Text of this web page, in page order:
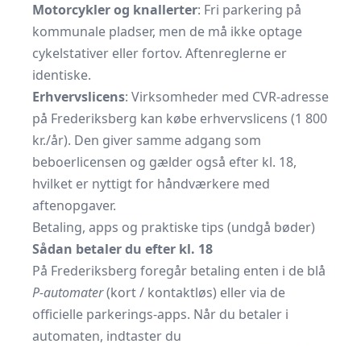
Motorcykler og knallerter: Fri parkering på
kommunale pladser, men de må ikke optage
cykelstativer eller fortov. Aftenreglerne er
identiske.
Erhvervslicens: Virksomheder med CVR-adresse
på Frederiksberg kan købe erhvervslicens (1 800
kr./år). Den giver samme adgang som
beboerlicensen og gælder også efter kl. 18,
hvilket er nyttigt for håndværkere med
aftenopgaver.
Betaling, apps og praktiske tips (undgå bøder)
Sådan betaler du efter kl. 18
På Frederiksberg foregår betaling enten i de blå
P-automater(kort / kontaktløs) eller via de
officielle parkerings-apps. Når du betaler i
automaten, indtaster du